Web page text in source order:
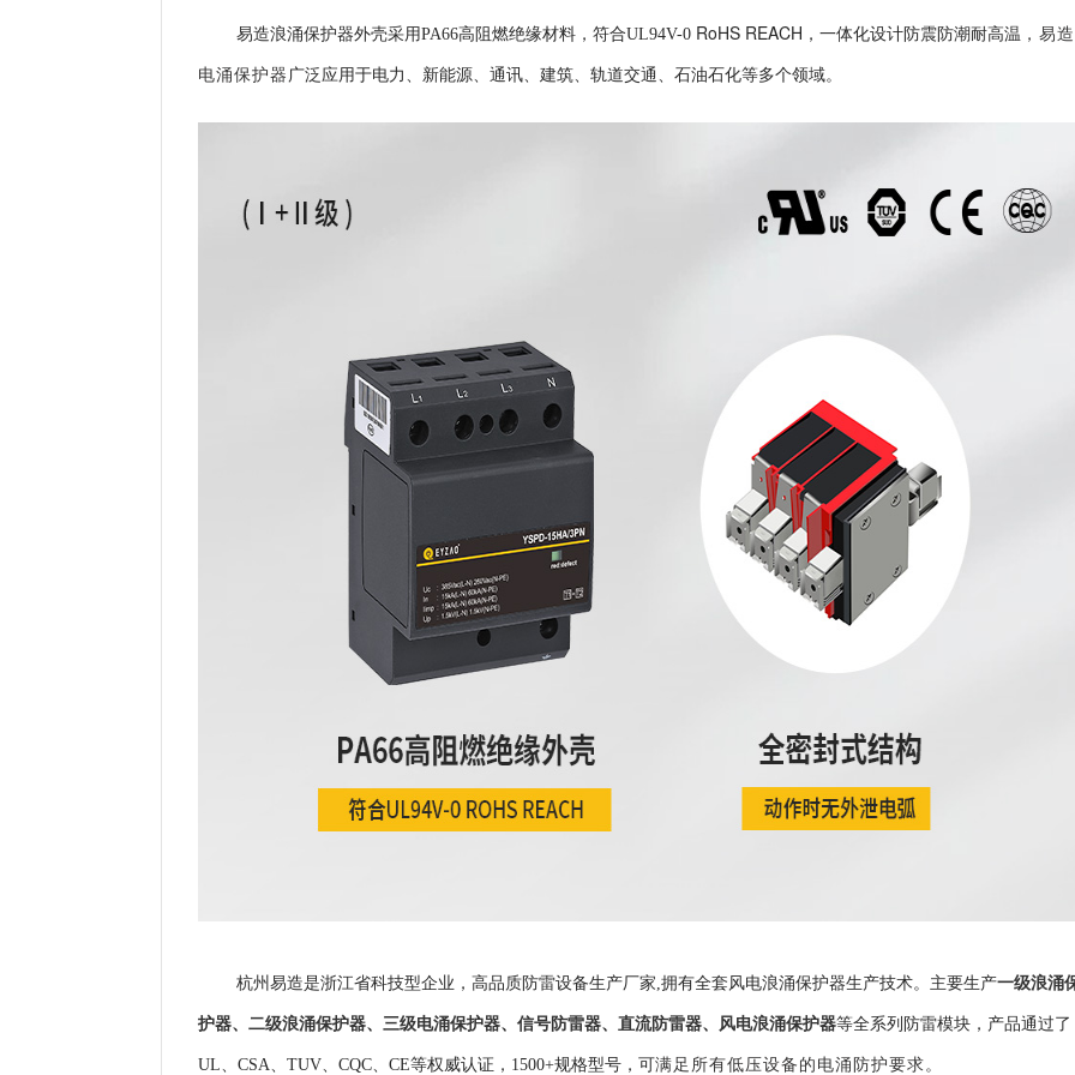
易造浪涌保护器外壳采用PA66高阻燃绝缘材料，符合UL94V-0 RoHS REACH ，一体化设计防震防潮耐高温 ，易造
电涌保护器 广泛应用于电力、新能源、通讯、建筑、轨道交通、石油石化等多个领域。
杭州易造是浙江省科技型企业，高品质防雷设备生产厂家,拥有全套风电浪涌保护器生产技术。主要生产一级浪涌
护器、二级浪涌保护器、三级电涌保护器、信号防雷器、直流防雷器、 风电浪涌保护器等全系列防雷模块，产品通过了
UL、CSA、TUV、CQC、CE等权威认证， 1500+规格型号，可满足所有低压设备的电涌防护要求。